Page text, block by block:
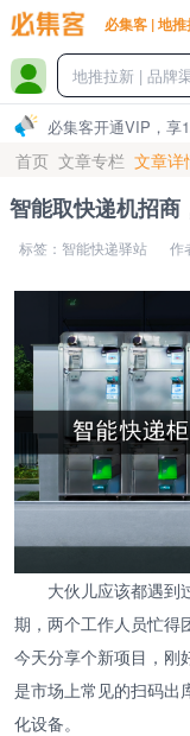
必集客 | 地
必集客开通VIP，享
首页 文章专栏 文章详
智能取快递机招
标签：智能快递驿站 作
大伙儿应该都遇到
期，两个工作人员忙得
今天分享个新项目，
是市场上常见的扫码出
化设备。